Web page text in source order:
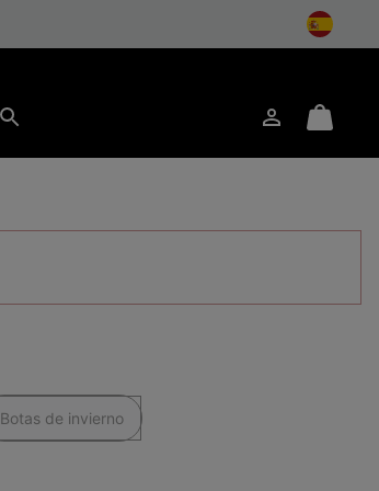
Iniciar
Mini
Botas de invierno